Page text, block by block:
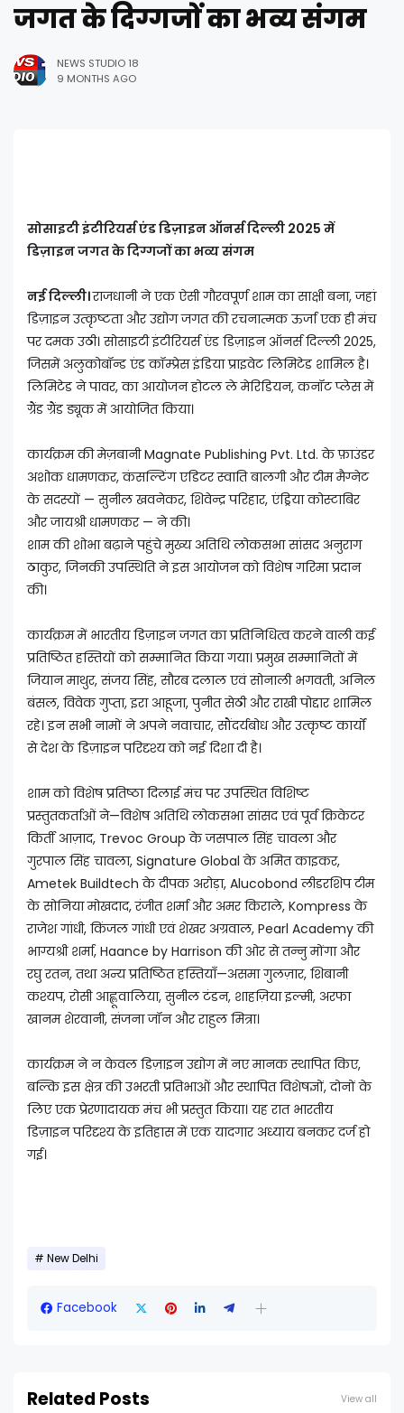
जगत के दिग्गजों का भव्य संगम
NEWS STUDIO 18
9 MONTHS AGO
सोसाइटी इंटीरियर्स एंड डिज़ाइन ऑनर्स दिल्ली 2025 में
डिज़ाइन जगत के दिग्गजों का भव्य संगम
नई दिल्ली।राजधानी ने एक ऐसी गौरवपूर्ण शाम का साक्षी बना, जहां
डिज़ाइन उत्कृष्टता और उद्योग जगत की रचनात्मक ऊर्जा एक ही मंच
पर दमक उठी। सोसाइटी इंटीरियर्स एंड डिज़ाइन ऑनर्स दिल्ली 2025,
जिसमें अलुकोबॉन्ड एंड कॉम्प्रेस इंडिया प्राइवेट लिमिटेड शामिल है।
लिमिटेड ने पावर, का आयोजन होटल ले मेरिडियन, कनॉट प्लेस में
ग्रैंड ग्रैंड ड्यूक में आयोजित किया।
कार्यक्रम की मेज़बानी Magnate Publishing Pvt. Ltd. के फ़ाउंडर
अशोक धामणकर, कंसल्टिंग एडिटर स्वाति बालगी और टीम मैग्नेट
के सदस्यों — सुनील खवनेकर, शिवेन्द्र परिहार, एंड्रिया कोस्टाबिर
और जायश्री धामणकर — ने की।
शाम की शोभा बढ़ाने पहुंचे मुख्य अतिथि लोकसभा सांसद अनुराग
ठाकुर, जिनकी उपस्थिति ने इस आयोजन को विशेष गरिमा प्रदान
की।
कार्यक्रम में भारतीय डिज़ाइन जगत का प्रतिनिधित्व करने वाली कई
प्रतिष्ठित हस्तियों को सम्मानित किया गया। प्रमुख सम्मानितों में
जियान माथुर, संजय सिंह, सौरब दलाल एवं सोनाली भगवती, अनिल
बंसल, विवेक गुप्ता, इरा आहूजा, पुनीत सेठी और राखी पोद्दार शामिल
रहे। इन सभी नामों ने अपने नवाचार, सौंदर्यबोध और उत्कृष्ट कार्यों
से देश के डिज़ाइन परिदृश्य को नई दिशा दी है।
शाम को विशेष प्रतिष्ठा दिलाई मंच पर उपस्थित विशिष्ट
प्रस्तुतकर्ताओं ने—विशेष अतिथि लोकसभा सांसद एवं पूर्व क्रिकेटर
किर्ती आज़ाद, Trevoc Group के जसपाल सिंह चावला और
गुरपाल सिंह चावला, Signature Global के अमित काइकर,
Ametek Buildtech के दीपक अरोड़ा, Alucobond लीडरशिप टीम
के सोनिया मोखदाद, रंजीत शर्मा और अमर किराले, Kompress के
राजेश गांधी, किंजल गांधी एवं शेखर अग्रवाल, Pearl Academy की
भाग्यश्री शर्मा, Haance by Harrison की ओर से तन्नु मोंगा और
रघु रतन, तथा अन्य प्रतिष्ठित हस्तियाँ—असमा गुलज़ार, शिबानी
कश्यप, रोसी आह्लूवालिया, सुनील टंडन, शाहज़िया इल्मी, अरफा
खानम शेरवानी, संजना जॉन और राहुल मित्रा।
कार्यक्रम ने न केवल डिज़ाइन उद्योग में नए मानक स्थापित किए,
बल्कि इस क्षेत्र की उभरती प्रतिभाओं और स्थापित विशेषज्ञों, दोनों के
लिए एक प्रेरणादायक मंच भी प्रस्तुत किया। यह रात भारतीय
डिज़ाइन परिदृश्य के इतिहास में एक यादगार अध्याय बनकर दर्ज हो
गई।
New Delhi
Facebook
Related Posts View all